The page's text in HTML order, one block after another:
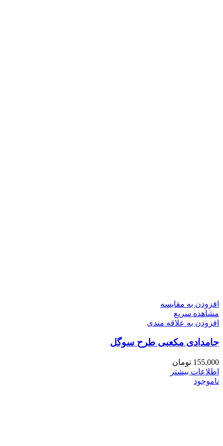
افزودن به مقایسه
مشاهده سریع
افزودن به علاقه مندی
جامدادی مکعبی طرح سوگل
155,000 تومان
اطلاعات بیشتر
ناموجود